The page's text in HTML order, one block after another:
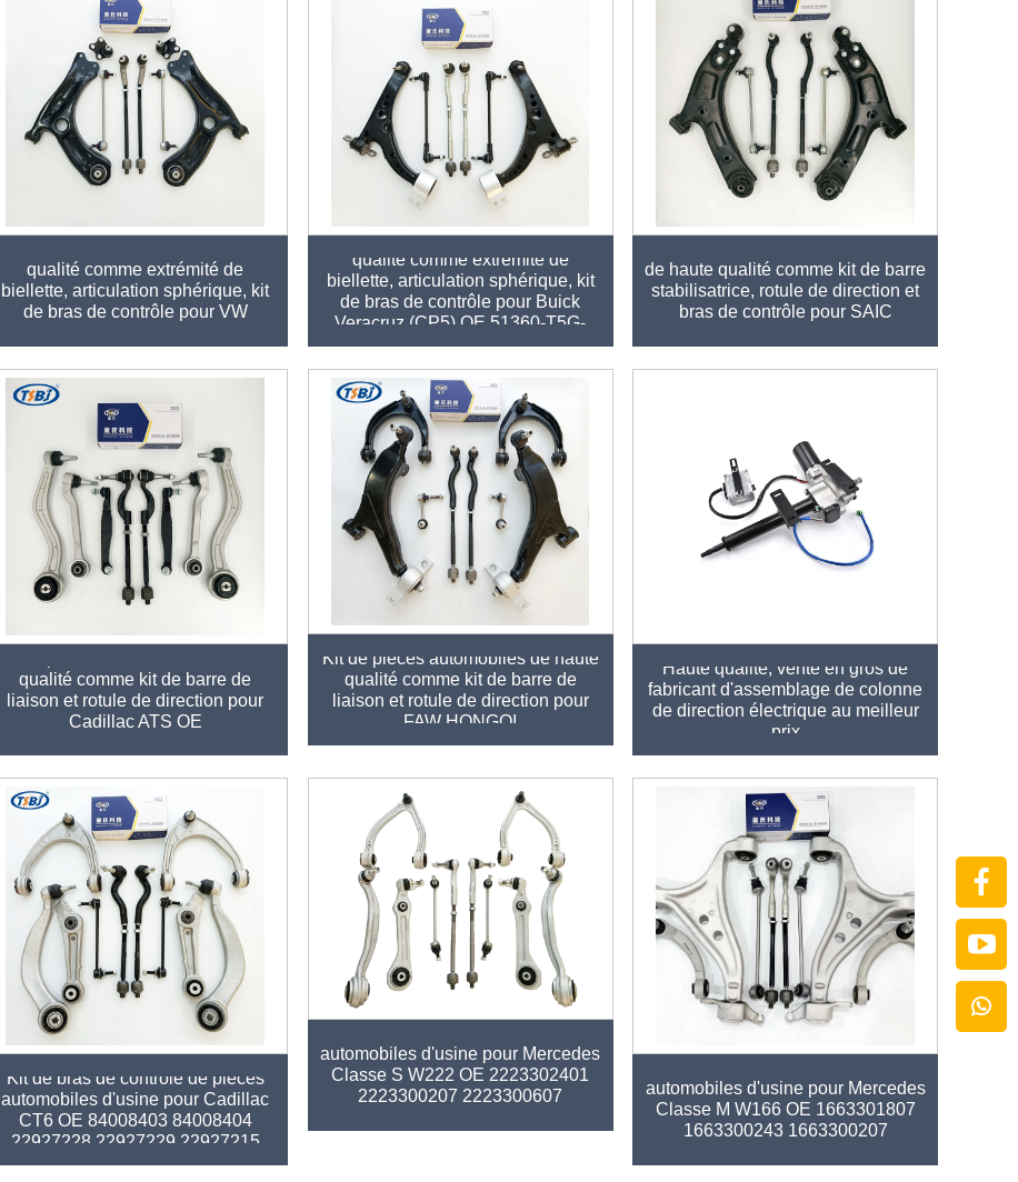
qualité comme extrémité de
biellette, articulation sphérique, kit
de bras de contrôle pour VW
Kit de pièces détachées de haute
qualité comme extrémité de
biellette, articulation sphérique, kit
de bras de contrôle pour Buick
Veracruz (CP5) OE 51360-T5G-
H01
de haute qualité comme kit de barre
stabilisatrice, rotule de direction et
bras de contrôle pour SAIC
qualité comme kit de barre de
liaison et rotule de direction pour
Cadillac ATS OE
Kit de pièces automobiles de haute
qualité comme kit de barre de
liaison et rotule de direction pour
FAW HONGQI
Haute qualité, vente en gros de
fabricant d'assemblage de colonne
de direction électrique au meilleur
prix
Kit de bras de contrôle de pièces
automobiles d'usine pour Cadillac
CT6 OE 84008403 84008404
22927228 22927229 22927215
automobiles d'usine pour Mercedes
Classe S W222 OE 2223302401
2223300207 2223300607
automobiles d'usine pour Mercedes
Classe M W166 OE 1663301807
1663300243 1663300207